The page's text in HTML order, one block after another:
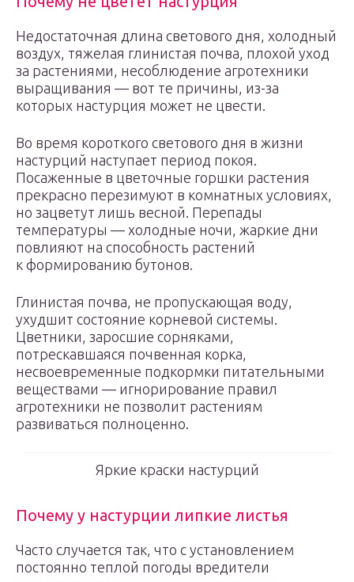
Недостаточная длина светового дня, холодный
воздух, тяжелая глинистая почва, плохой уход
за растениями, несоблюдение агротехники
выращивания — вот те причины, из-за
которых настурция может не цвести.
Во время короткого светового дня в жизни
настурций наступает период покоя.
Посаженные в цветочные горшки растения
прекрасно перезимуют в комнатных условиях,
но зацветут лишь весной. Перепады
температуры — холодные ночи, жаркие дни
повлияют на способность растений
к формированию бутонов.
Глинистая почва, не пропускающая воду,
ухудшит состояние корневой системы.
Цветники, заросшие сорняками,
потрескавшаяся почвенная корка,
несвоевременные подкормки питательными
веществами — игнорирование правил
агротехники не позволит растениям
развиваться полноценно.
Яркие краски настурций
Почему у настурции липкие листья
Часто случается так, что с установлением
постоянно теплой погоды вредители